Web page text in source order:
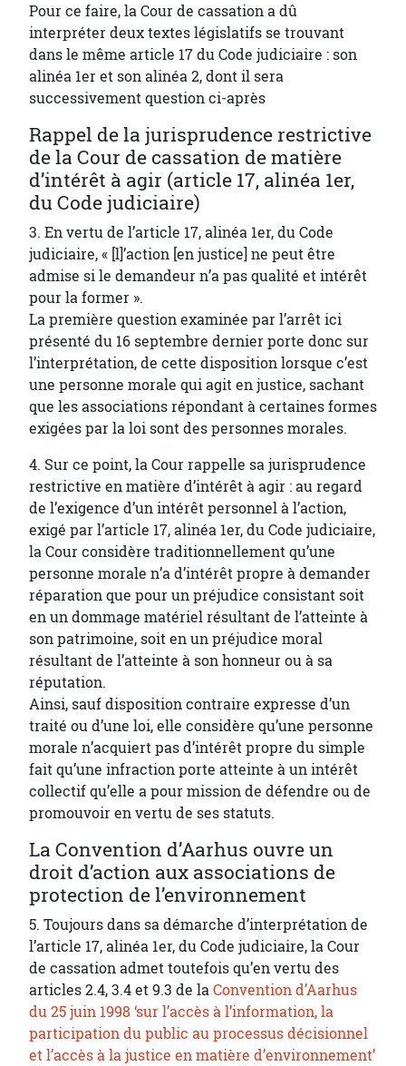
Pour ce faire, la Cour de cassation a dû
interpréter deux textes législatifs se trouvant
dans le même article 17 du Code judiciaire : son
alinéa 1er et son alinéa 2, dont il sera
successivement question ci-après
Rappel de la jurisprudence restrictive
de la Cour de cassation de matière
d’intérêt à agir (article 17, alinéa 1er,
du Code judiciaire)
3. En vertu de l’article 17, alinéa 1er, du Code
judiciaire, « [l]’action [en justice] ne peut être
admise si le demandeur n’a pas qualité et intérêt
pour la former ».
La première question examinée par l’arrêt ici
présenté du 16 septembre dernier porte donc sur
l’interprétation, de cette disposition lorsque c’est
une personne morale qui agit en justice, sachant
que les associations répondant à certaines formes
exigées par la loi sont des personnes morales.
4. Sur ce point, la Cour rappelle sa jurisprudence
restrictive en matière d’intérêt à agir : au regard
de l’exigence d’un intérêt personnel à l’action,
exigé par l’article 17, alinéa 1er, du Code judiciaire,
la Cour considère traditionnellement qu’une
personne morale n’a d’intérêt propre à demander
réparation que pour un préjudice consistant soit
en un dommage matériel résultant de l’atteinte à
son patrimoine, soit en un préjudice moral
résultant de l’atteinte à son honneur ou à sa
réputation.
Ainsi, sauf disposition contraire expresse d’un
traité ou d’une loi, elle considère qu’une personne
morale n’acquiert pas d’intérêt propre du simple
fait qu’une infraction porte atteinte à un intérêt
collectif qu’elle a pour mission de défendre ou de
promouvoir en vertu de ses statuts.
La Convention d’Aarhus ouvre un
droit d’action aux associations de
protection de l’environnement
5. Toujours dans sa démarche d’interprétation de
l’article 17, alinéa 1er, du Code judiciaire, la Cour
de cassation admet toutefois qu’en vertu des
articles 2.4, 3.4 et 9.3 de laConvention d’Aarhus
du 25 juin 1998 ‘sur l’accès à l’information, la
participation du public au processus décisionnel
et l’accès à la justice en matière d’environnement’